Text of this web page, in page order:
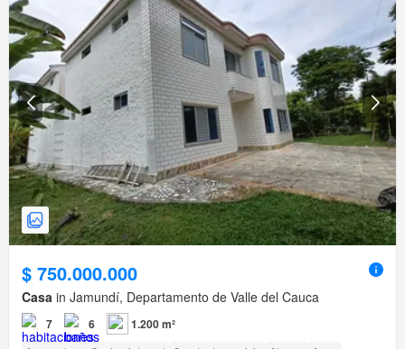
$ 750.000.000
Casa in Jamundí, Departamento de Valle del Cauca
7 6 1.200 m²